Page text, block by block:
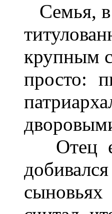
Семья, в
крупным
просто:
Отец